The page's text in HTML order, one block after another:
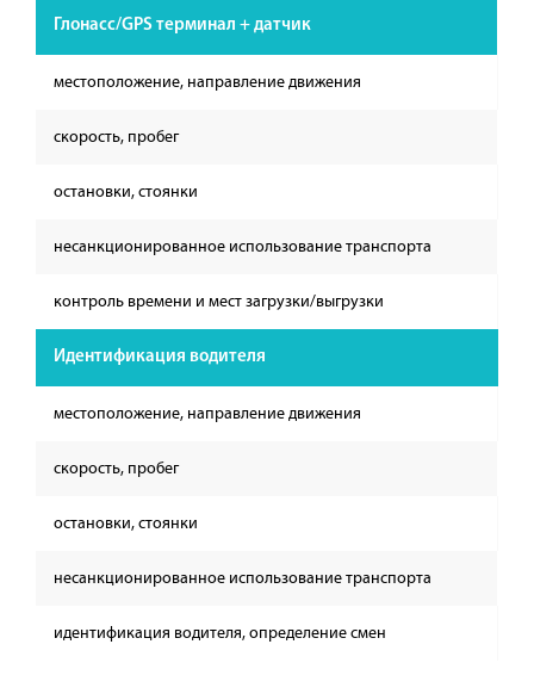
Глонасс/GPS терминал + датчик
местоположение, направление движения
скорость, пробег
остановки, стоянки
несанкционированное использование транспорта
контроль времени и мест загрузки/выгрузки
Идентификация водителя
местоположение, направление движения
скорость, пробег
остановки, стоянки
несанкционированное использование транспорта
идентификация водителя, определение смен